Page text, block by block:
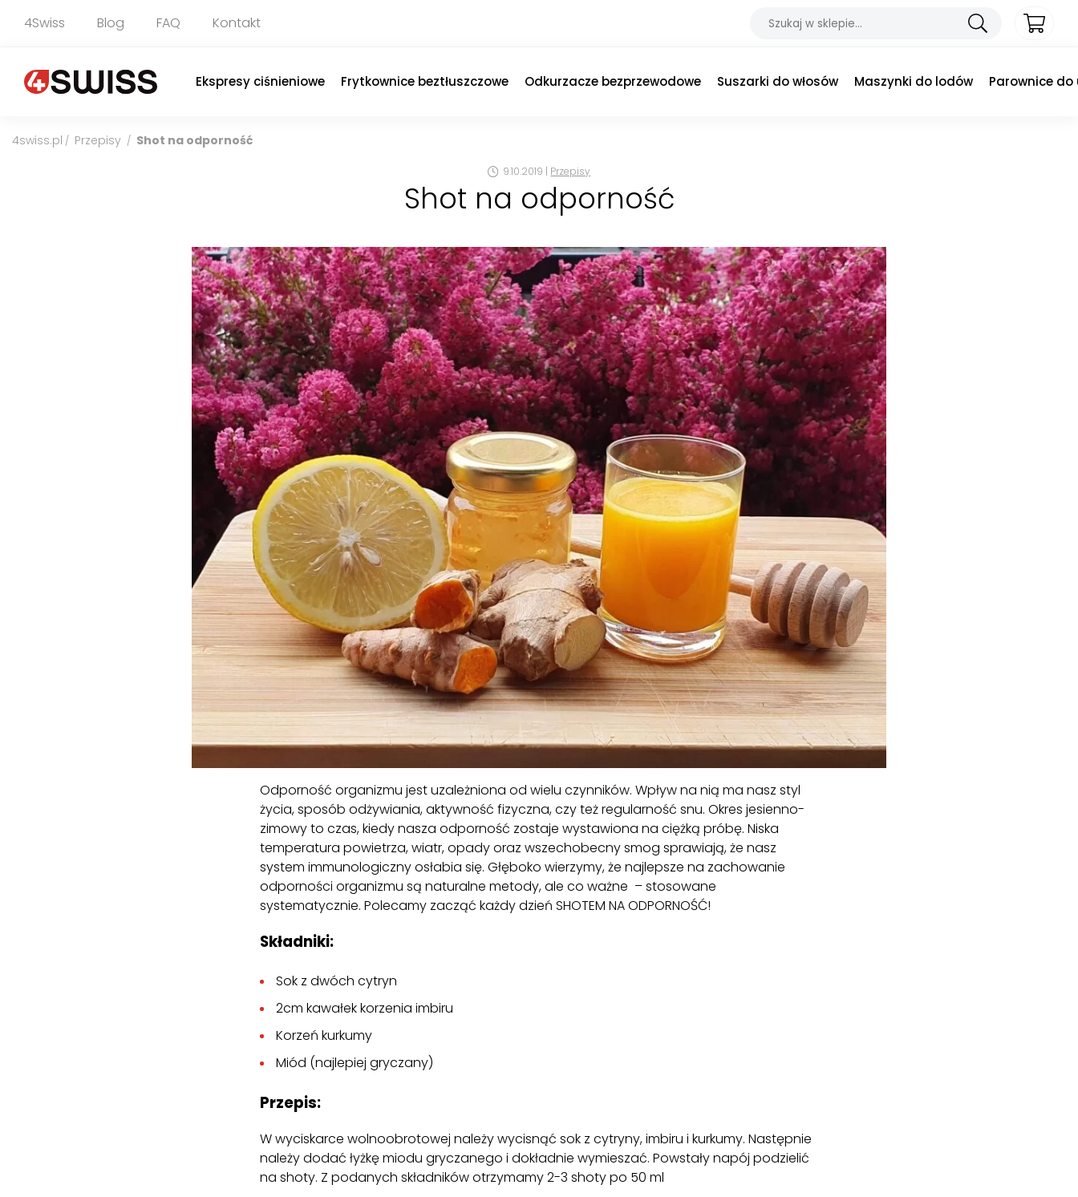
4Swiss Blog FAQ Kontakt
Ekspresy ciśnieniowe Frytkownice beztłuszczowe Odkurzacze bezprzewodowe Suszarki do włosów Maszynki do lodów Parownice
4swiss.pl / Przepisy / Shot na odporność
9.10.2019 | Przepisy
Shot na odporność
Odporność organizmu jest uzależniona od wielu czynników. Wpływ na nią ma nasz styl
życia, sposób odżywiania, aktywność fizyczna, czy też regularność snu. Okres jesienno-
zimowy to czas, kiedy nasza odporność zostaje wystawiona na ciężką próbę. Niska
temperatura powietrza, wiatr, opady oraz wszechobecny smog sprawiają, że nasz
system immunologiczny osłabia się. Głęboko wierzymy, że najlepsze na zachowanie
odporności organizmu są naturalne metody, ale co ważne – stosowane
systematycznie. Polecamy zacząć każdy dzień SHOTEM NA ODPORNOŚĆ!
Składniki:
Sok z dwóch cytryn
2cm kawałek korzenia imbiru
Korzeń kurkumy
Miód (najlepiej gryczany)
Przepis:
W wyciskarce wolnoobrotowej należy wycisnąć sok z cytryny, imbiru i kurkumy. Następnie
należy dodać łyżkę miodu gryczanego i dokładnie wymieszać. Powstały napój podzielić
na shoty. Z podanych składników otrzymamy 2-3 shoty po 50 ml